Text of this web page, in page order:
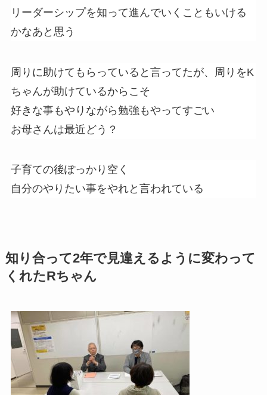
リーダーシップを知って進んでいくこともいける
かなあと思う
周りに助けてもらっていると言ってたが、周りをK
ちゃんが助けているからこそ
好きな事もやりながら勉強もやってすごい
お母さんは最近どう？
子育ての後ぽっかり空く
自分のやりたい事をやれと言われている
知り合って2年で見違えるように変わって
くれたRちゃん